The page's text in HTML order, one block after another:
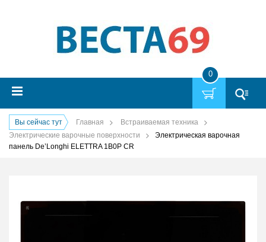
0
Вы сейчас тут Главная
Встраиваемая техника
Электрические варочные поверхности
Электрическая варочная
панель De’Longhi ELETTRA 1B0P CR